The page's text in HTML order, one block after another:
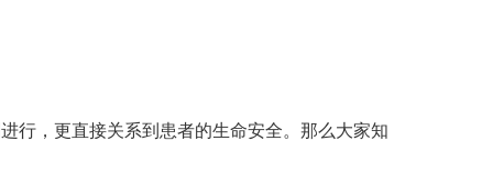
行，更直接关系到患者的生命安全。那么大家知